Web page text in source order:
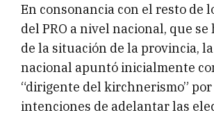
En consonancia con el resto de
del PRO a nivel nacional, que
de la situación de la provincia,
nacional apuntó inicialmente
“dirigente del kirchnerismo” por
intenciones de adelantar las